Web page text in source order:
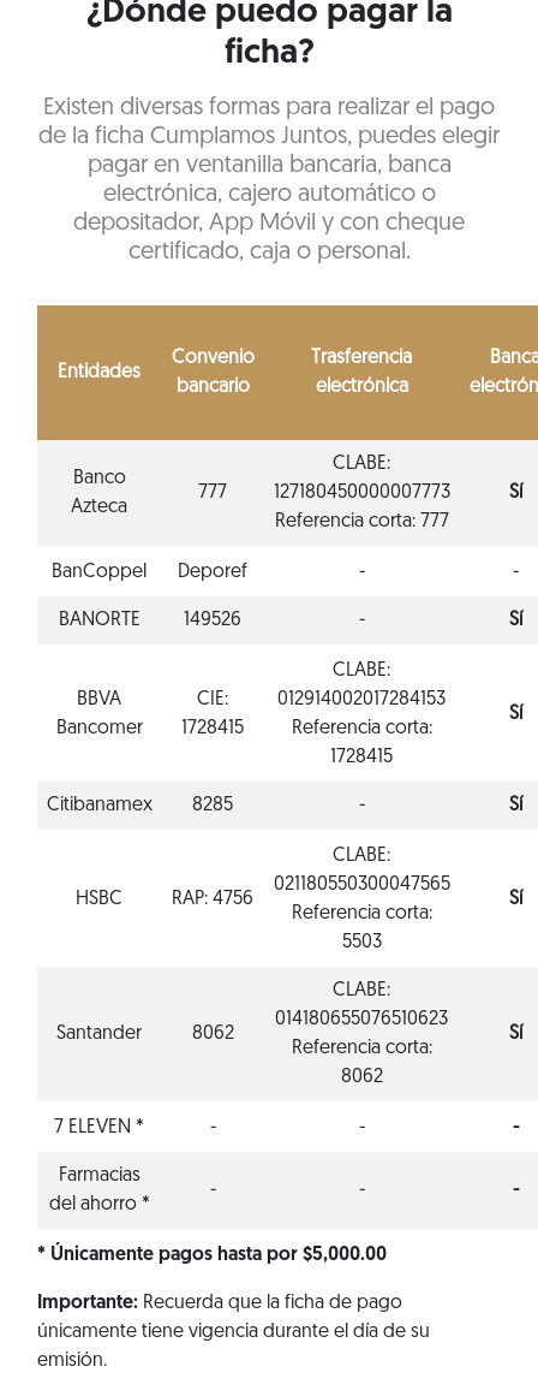
¿Dónde puedo pagar la
ficha?
Existen diversas formas para realizar el pago
de la ficha Cumplamos Juntos, puedes elegir
pagar en ventanilla bancaria, banca
electrónica, cajero automático o
depositador, App Móvil y con cheque
certificado, caja o personal.
Entidades
Convenio
bancario
Trasferencia
electrónica
Banco
Azteca
777
CLABE:
127180450000007773
Referencia corta: 777
Sí
BanCoppel Deporef - -
BANORTE 149526 - Sí
BBVA
Bancomer
CIE:
1728415
CLABE:
012914002017284153
Referencia corta:
1728415
Sí
Citibanamex 8285 - Sí
HSBC RAP: 4756
CLABE:
021180550300047565
Referencia corta:
5503
Sí
Santander 8062
CLABE:
014180655076510623
Referencia corta:
8062
Sí
7 ELEVEN * - - -
Farmacias
del ahorro *
- - -
* Únicamente pagos hasta por $5,000.00
Importante:Recuerda que la ficha de pago
únicamente tiene vigencia durante el día de su
emisión.